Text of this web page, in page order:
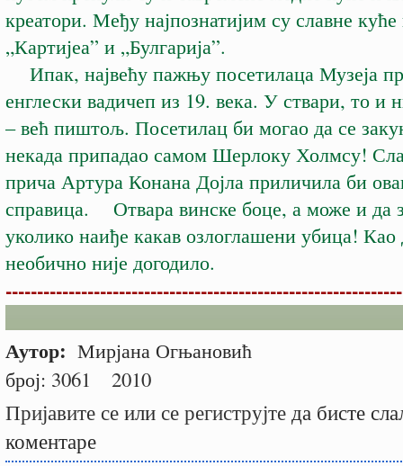
креатори. Међу најпознатијим су славне
„Картијеа” и „Булгарија”.
Ипак, највећу пажњу посетилаца Музеја
енглески вадичеп из 19. века. У ствари, то и
– већ пиштољ. Посетилац би могао да се
некада припадао самом Шерлоку Холмсу!
прича Артура Конана Дојла приличила би
справица. Отвара винске боце, а може и да
уколико наиђе какав озлоглашени убица!
необично није догодило.
Аутор: Мирјана Огњановић
број: 3061 2010
Пријавите сеили се региструјтеда бисте
коментаре